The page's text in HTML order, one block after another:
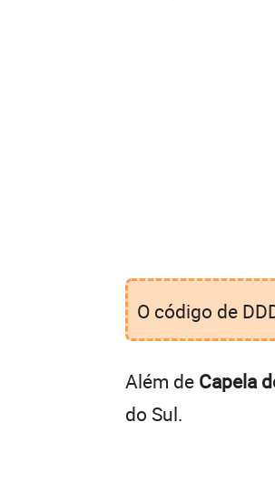
O código de
Além de Capela
do Sul.